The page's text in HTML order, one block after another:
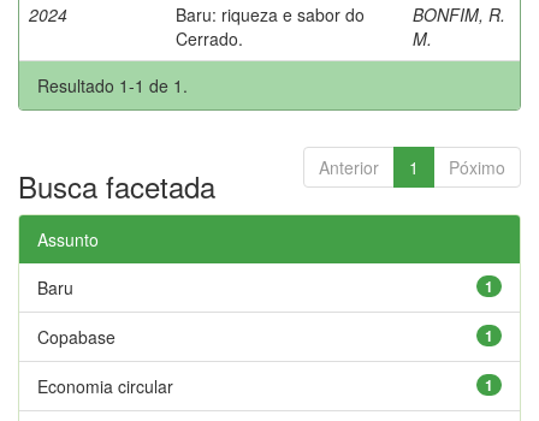
2024
Baru: riqueza e sabor do
Cerrado.
BONFIM, R.
M.
Resultado 1-1 de 1.
Anterior 1 Póximo
Busca facetada
Assunto
1
Baru
1
Copabase
1
Economia circular